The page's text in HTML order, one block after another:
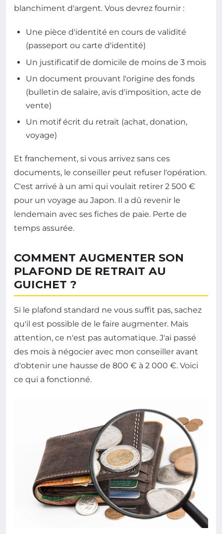
blanchiment d'argent. Vous devrez fournir :
Une pièce d'identité en cours de validité
(passeport ou carte d'identité)
Un justificatif de domicile de moins de 3 mois
Un document prouvant l'origine des fonds
(bulletin de salaire, avis d'imposition, acte de
vente)
Un motif écrit du retrait (achat, donation,
voyage)
Et franchement, si vous arrivez sans ces
documents, le conseiller peut refuser l'opération.
C'est arrivé à un ami qui voulait retirer 2 500 €
pour un voyage au Japon. Il a dû revenir le
lendemain avec ses fiches de paie. Perte de
temps assurée.
COMMENT AUGMENTER SON
PLAFOND DE RETRAIT AU
GUICHET ?
Si le plafond standard ne vous suffit pas, sachez
qu'il est possible de le faire augmenter. Mais
attention, ce n'est pas automatique. J'ai passé
des mois à négocier avec mon conseiller avant
d'obtenir une hausse de 800 € à 2 000 €. Voici
ce qui a fonctionné.